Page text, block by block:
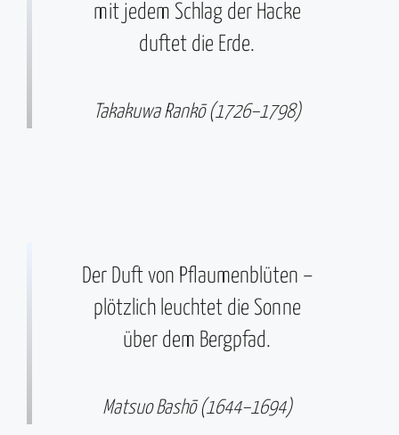
mit jedem Schlag der Hacke
duftet die Erde.
Takakuwa Rankō (1726–1798)
Der Duft von Pflaumenblüten –
plötzlich leuchtet die Sonne
über dem Bergpfad.
Matsuo Bashō (1644–1694)